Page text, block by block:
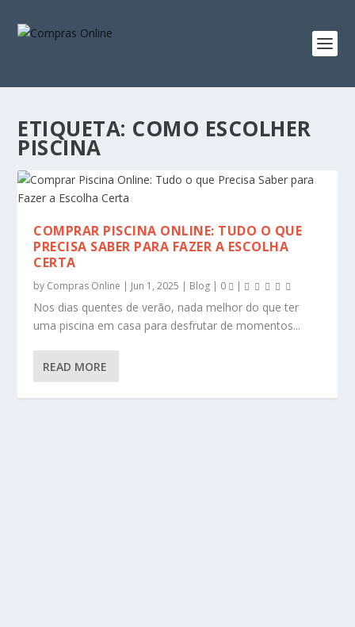
ETIQUETA: COMO ESCOLHER
PISCINA
COMPRAR PISCINA ONLINE: TUDO O QUE
PRECISA SABER PARA FAZER A ESCOLHA
CERTA
by Compras Online | Jun 1, 2025 | Blog | 0 |
Nos dias quentes de verão, nada melhor do que ter
uma piscina em casa para desfrutar de momentos...
READ MORE